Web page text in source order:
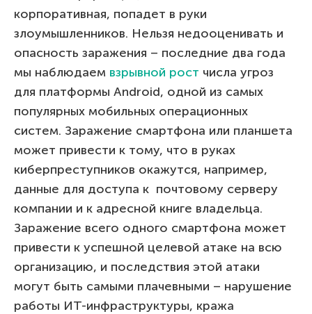
корпоративная, попадет в руки
злоумышленников. Нельзя недооценивать и
опасность заражения – последние два года
мы наблюдаем взрывной рост числа угроз
для платформы Android, одной из самых
популярных мобильных операционных
систем. Заражение смартфона или планшета
может привести к тому, что в руках
киберпреступников окажутся, например,
данные для доступа к почтовому серверу
компании и к адресной книге владельца.
Заражение всего одного смартфона может
привести к успешной целевой атаке на всю
организацию, и последствия этой атаки
могут быть самыми плачевными – нарушение
работы ИТ-инфраструктуры, кража